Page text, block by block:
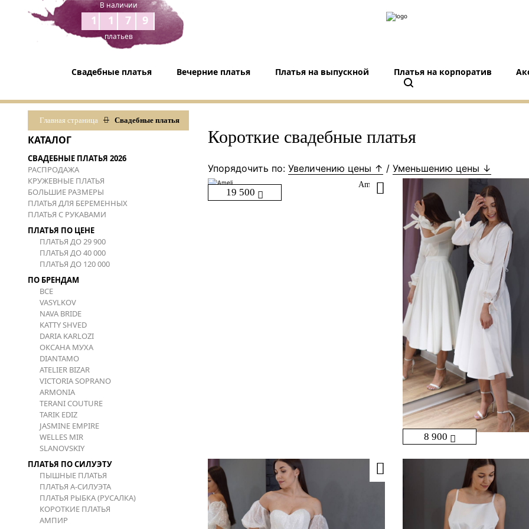
В наличии
1179
платьев
Свадебные платья Вечерние платья Платья на выпускной Платья на корпоратив
Главная страница Свадебные платья
КАТАЛОГ
СВАДЕБНЫЕ ПЛАТЬЯ 2026
РАСПРОДАЖА
КРУЖЕВНЫЕ ПЛАТЬЯ
БОЛЬШИЕ РАЗМЕРЫ
ПЛАТЬЯ ДЛЯ БЕРЕМЕННЫХ
ПЛАТЬЯ С РУКАВАМИ
ПЛАТЬЯ ПО ЦЕНЕ
ПЛАТЬЯ ДО 29 900
ПЛАТЬЯ ДО 40 000
ПЛАТЬЯ ДО 120 000
ПО БРЕНДАМ
ВСЕ
VASYLKOV
NAVA BRIDE
KATTY SHVED
DARIA KARLOZI
ОКСАНА МУХА
DIANTAMO
ATELIER BIZAR
VICTORIA SOPRANO
ARMONIA
TERANI COUTURE
TARIK EDIZ
JASMINE EMPIRE
WELLES MIR
SLANOVSKIY
ПЛАТЬЯ ПО СИЛУЭТУ
ПЫШНЫЕ ПЛАТЬЯ
ПЛАТЬЯ А-СИЛУЭТА
ПЛАТЬЯ РЫБКА (РУСАЛКА)
КОРОТКИЕ ПЛАТЬЯ
АМПИР
Короткие свадебные платья
Упорядочить по: Увеличению цены ↑ / Уменьшению цены ↓
19 500
Ameli
8 900